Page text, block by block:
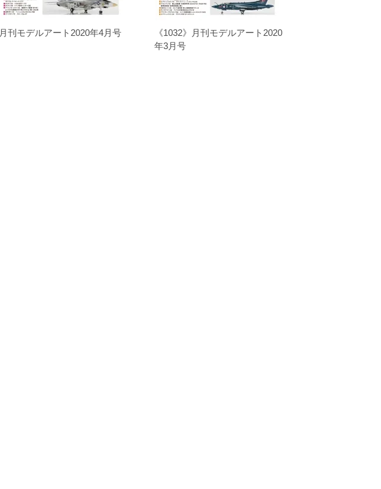
月刊モデルアート2020年4月号
《1032》月刊モデルアート2020
年3月号